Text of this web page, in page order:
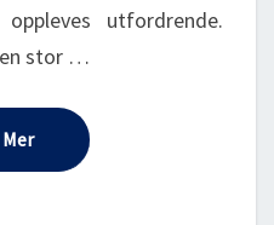
utfordrende.
stor …
MerLes Mer